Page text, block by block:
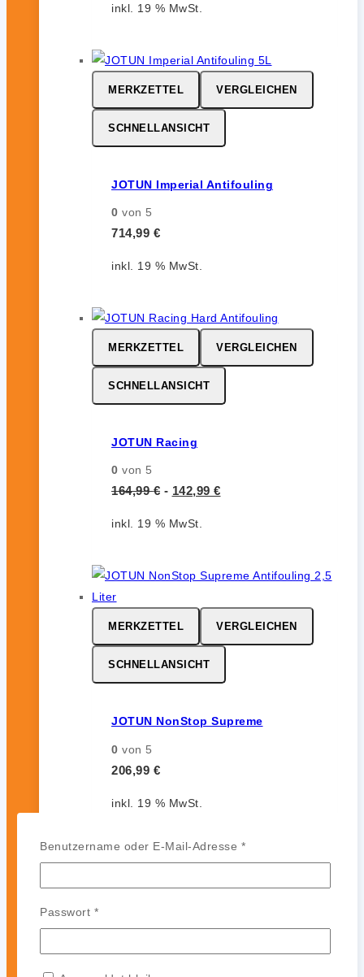
inkl. 19 % MwSt.
MERKZETTEL VERGLEICHEN
SCHNELLANSICHT
JOTUN Imperial Antifouling
0 von 5
714,99 €
inkl. 19 % MwSt.
MERKZETTEL VERGLEICHEN
SCHNELLANSICHT
JOTUN Racing
0 von 5
164,99€ - 142,99 €
inkl. 19 % MwSt.
MERKZETTEL VERGLEICHEN
SCHNELLANSICHT
JOTUN NonStop Supreme
0 von 5
206,99 €
inkl. 19 % MwSt.
Benutzername oder E-Mail-Adresse *Erforderlich
Passwort *Erforderlich